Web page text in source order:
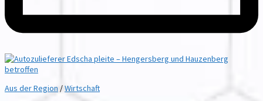
Aus der Region /Wirtschaft